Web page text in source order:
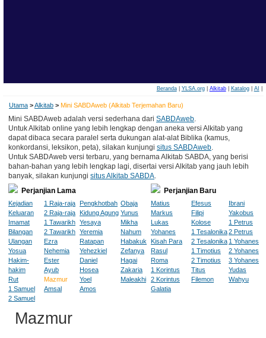
Beranda| YLSA.org| Alkitab| Katalog| AI
Utama >Alkitab > Mini SABDAweb (Alkitab Terjemahan Baru)
Mini SABDAweb adalah versi sederhana dari SABDAweb.
Untuk Alkitab online yang lebih lengkap dengan aneka versi Alkitab yang
dapat dibaca secara paralel serta dukungan alat-alat Biblika (kamus,
konkordansi, leksikon, peta), silakan kunjungi situs SABDAweb.
Untuk SABDAweb versi terbaru, yang bernama Alkitab SABDA, yang berisi
bahan-bahan yang lebih lengkap lagi, disertai versi Alkitab yang jauh lebih
banyak, silakan kunjungi situs Alkitab SABDA.
Perjanjian Lama
Perjanjian Baru
Kejadian
Keluaran
Imamat
Bilangan
Ulangan
Yosua
Hakim-
hakim
Rut
1 Samuel
2 Samuel
1 Raja-raja
2 Raja-raja
1 Tawarikh
2 Tawarikh
Ezra
Nehemia
Ester
Ayub
Mazmur
Amsal
Pengkhotbah
Kidung Agung
Yesaya
Yeremia
Ratapan
Yehezkiel
Daniel
Hosea
Yoel
Amos
Obaja
Yunus
Mikha
Nahum
Habakuk
Zefanya
Hagai
Zakaria
Maleakhi
Matius
Markus
Lukas
Yohanes
Kisah Para
Rasul
Roma
1 Korintus
2 Korintus
Galatia
Efesus
Filipi
Kolose
1 Tesalonika
2 Tesalonika
1 Timotius
2 Timotius
Titus
Filemon
Ibrani
Yakobus
1 Petrus
2 Petrus
1 Yohanes
2 Yohanes
3 Yohanes
Yudas
Wahyu
Mazmur